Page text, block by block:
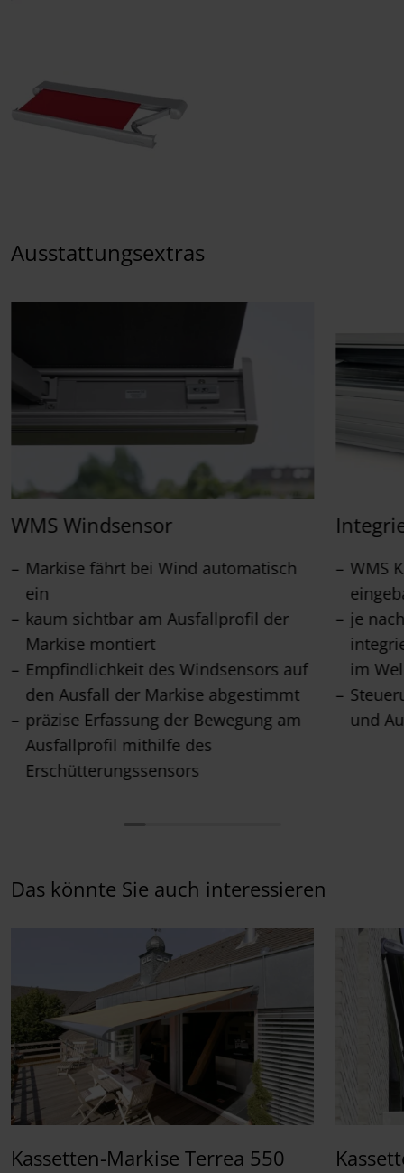
Ausstattungsextras
WMS Windsensor
Markise fährt bei Wind automatisch
ein
kaum sichtbar am Ausfallprofil der
Markise montiert
Empfindlichkeit des Windsensors auf
den Ausfall der Markise abgestimmt
präzise Erfassung der Bewegung am
Ausfallprofil mithilfe des
Erschütterungssensors
WMS
je
im
und
Das könnte Sie auch interessieren
Kassetten-Markise Terrea 550